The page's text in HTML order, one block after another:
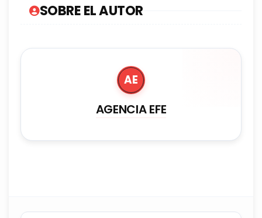
SOBRE EL AUTOR
AE
AGENCIA EFE